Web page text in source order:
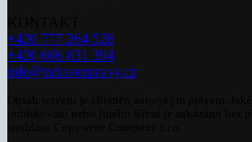
+420 777 264 528
+420 606 831 394
info@zdravezpravy.cz